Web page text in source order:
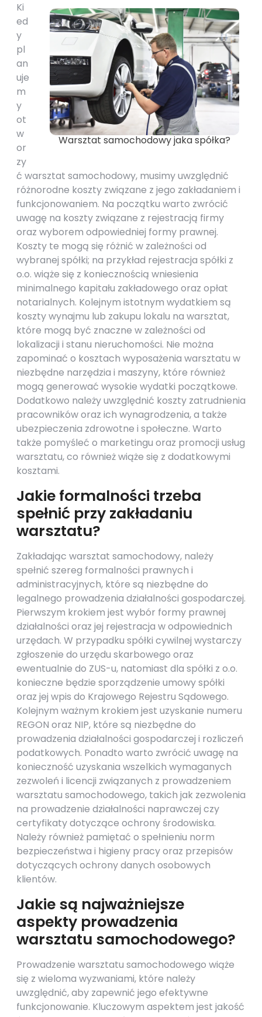
Warsztat samochodowy jaka spółka?
Ki
ed
y
pl
an
uje
m
y
ot
w
or
zy
ć warsztat samochodowy, musimy uwzględnić
różnorodne koszty związane z jego zakładaniem i
funkcjonowaniem. Na początku warto zwrócić
uwagę na koszty związane z rejestracją firmy
oraz wyborem odpowiedniej formy prawnej.
Koszty te mogą się różnić w zależności od
wybranej spółki; na przykład rejestracja spółki z
o.o. wiąże się z koniecznością wniesienia
minimalnego kapitału zakładowego oraz opłat
notarialnych. Kolejnym istotnym wydatkiem są
koszty wynajmu lub zakupu lokalu na warsztat,
które mogą być znaczne w zależności od
lokalizacji i stanu nieruchomości. Nie można
zapominać o kosztach wyposażenia warsztatu w
niezbędne narzędzia i maszyny, które również
mogą generować wysokie wydatki początkowe.
Dodatkowo należy uwzględnić koszty zatrudnienia
pracowników oraz ich wynagrodzenia, a także
ubezpieczenia zdrowotne i społeczne. Warto
także pomyśleć o marketingu oraz promocji usług
warsztatu, co również wiąże się z dodatkowymi
kosztami.
Jakie formalności trzeba
spełnić przy zakładaniu
warsztatu?
Zakładając warsztat samochodowy, należy
spełnić szereg formalności prawnych i
administracyjnych, które są niezbędne do
legalnego prowadzenia działalności gospodarczej.
Pierwszym krokiem jest wybór formy prawnej
działalności oraz jej rejestracja w odpowiednich
urzędach. W przypadku spółki cywilnej wystarczy
zgłoszenie do urzędu skarbowego oraz
ewentualnie do ZUS-u, natomiast dla spółki z o.o.
konieczne będzie sporządzenie umowy spółki
oraz jej wpis do Krajowego Rejestru Sądowego.
Kolejnym ważnym krokiem jest uzyskanie numeru
REGON oraz NIP, które są niezbędne do
prowadzenia działalności gospodarczej i rozliczeń
podatkowych. Ponadto warto zwrócić uwagę na
konieczność uzyskania wszelkich wymaganych
zezwoleń i licencji związanych z prowadzeniem
warsztatu samochodowego, takich jak zezwolenia
na prowadzenie działalności naprawczej czy
certyfikaty dotyczące ochrony środowiska.
Należy również pamiętać o spełnieniu norm
bezpieczeństwa i higieny pracy oraz przepisów
dotyczących ochrony danych osobowych
klientów.
Jakie są najważniejsze
aspekty prowadzenia
warsztatu samochodowego?
Prowadzenie warsztatu samochodowego wiąże
się z wieloma wyzwaniami, które należy
uwzględnić, aby zapewnić jego efektywne
funkcjonowanie. Kluczowym aspektem jest jakość